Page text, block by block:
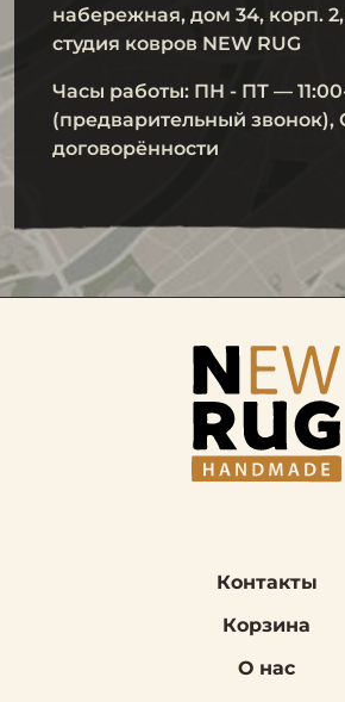
набережная, дом 34, корп.
студия ковров NEW RUG
Часы работы: ПН - ПТ —
(предварительный
договорённости
Контакты
Корзина
О нас